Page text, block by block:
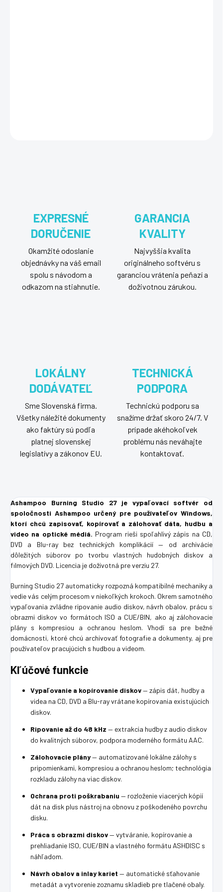
EXPRESNÉ
DORUČENIE
Okamžité odoslanie
objednávky na váš email
spolu s návodom a
odkazom na stiahnutie.
GARANCIA
KVALITY
Najvyššia kvalita
originálneho softvéru s
garanciou vrátenia peňazí a
doživotnou zárukou.
LOKÁLNY
DODÁVATEĽ
Sme Slovenská firma.
Všetky náležité dokumenty
ako faktúry sú podľa
platnej slovenskej
legislatívy a zákonov EU.
TECHNICKÁ
PODPORA
Technickú podporu sa
snažíme držať skoro 24/7. V
prípade akéhokoľvek
problému nás neváhajte
kontaktovať.
Ashampoo Burning Studio 27 je vypaľovací softvér od
spoločnosti Ashampoo určený pre používateľov Windows,
ktorí chcú zapisovať, kopírovať a zálohovať dáta, hudbu a
video na optické médiá. Program rieši spoľahlivý zápis na CD,
DVD a Blu-ray bez technických komplikácií — od archivácie
dôležitých súborov po tvorbu vlastných hudobných diskov a
filmových DVD. Licencia je doživotná pre verziu 27.
Burning Studio 27 automaticky rozpozná kompatibilné mechaniky a
vedie vás celým procesom v niekoľkých krokoch. Okrem samotného
vypaľovania zvládne ripovanie audio diskov, návrh obalov, prácu s
obrazmi diskov vo formátoch ISO a CUE/BIN, ako aj zálohovacie
plány s kompresiou a ochranou heslom. Vhodí sa pre bežné
domácnosti, ktoré chcú archivovať fotografie a dokumenty, aj pre
používateľov pracujúcich s hudbou a videom.
Kľúčové funkcie
Vypaľovanie a kopírovanie diskov— zápis dát, hudby a
videa na CD, DVD a Blu-ray vrátane kopírovania existujúcich
diskov.
Ripovanie až do 48 kHz — extrakcia hudby z audio diskov
do kvalitných súborov, podpora moderného formátu AAC.
Zálohovacie plány— automatizované lokálne zálohy s
pripomienkami, kompresiou a ochranou heslom; technológia
rozkladu zálohy na viac diskov.
Ochrana proti poškrabaniu — rozloženie viacerých kópií
dát na disk plus nástroj na obnovu z poškodeného povrchu
disku.
Práca s obrazmi diskov— vytváranie, kopírovanie a
prehliadanie ISO, CUE/BIN a vlastného formátu ASHDISC s
náhľadom.
Návrh obalov a inlay kariet — automatické sťahovanie
metadát a vytvorenie zoznamu skladieb pre tlačené obaly.